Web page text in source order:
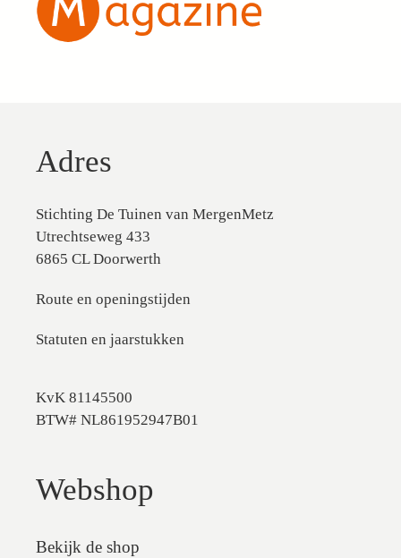
Adres
Stichting De Tuinen van MergenMetz
Utrechtseweg 433
6865 CL Doorwerth
Route en openingstijden
Statuten en jaarstukken
KvK 81145500
BTW# NL861952947B01
Webshop
Bekijk de shop